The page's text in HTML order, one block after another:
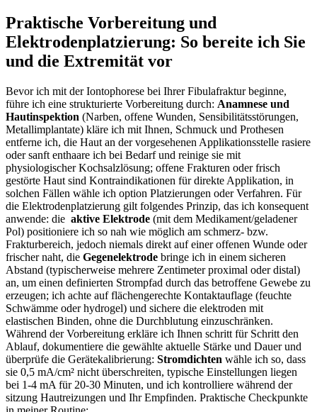
Praktische Vorbereitung und
Elektrodenplatzierung: So bereite ‍ich Sie
und ⁤die Extremität ⁣vor
Bevor ich ⁣mit der⁤ Iontophorese bei ⁤Ihrer Fibulafraktur beginne,
führe ich eine strukturierte Vorbereitung durch: Anamnese und
Hautinspektion (Narben, offene⁢ Wunden, Sensibilitätsstörungen,
Metallimplantate) kläre ich‌ mit Ihnen, Schmuck und ​Prothesen
entferne ‍ich, die ⁤Haut ‌an​ der vorgesehenen Applikationsstelle rasiere
oder sanft enthaare ich bei Bedarf und⁣ reinige‌ sie mit
physiologischer Kochsalzlösung; offene Frakturen oder ‌frisch
⁤gestörte Haut ‍sind‌ Kontraindikationen für direkte Applikation, in
solchen Fällen wähle ich option Platzierungen oder Verfahren. Für
die Elektrodenplatzierung gilt folgendes Prinzip, das ich‍ konsequent
anwende: die ​ aktive Elektrode (mit dem Medikament/geladener
Pol) ​positioniere ich so nah wie möglich ⁢am schmerz-⁢ bzw.
‌Frakturbereich, jedoch niemals ⁤direkt auf einer offenen ⁤Wunde ​oder⁤
frischer naht, die Gegenelektrode bringe ich in ⁣einem sicheren‍
Abstand (typischerweise mehrere⁤ Zentimeter ⁤proximal oder distal)⁢
an, um‌ einen definierten Strompfad durch das betroffene ⁤Gewebe zu
erzeugen; ich achte auf flächengerechte Kontaktauflage (feuchte
Schwämme oder hydrogel) ‌und sichere die ​elektroden mit
elastischen Binden, ohne‌ die‍ Durchblutung einzuschränken.
Während der Vorbereitung⁢ erkläre​ ich Ihnen schritt für⁣ Schritt ​den
Ablauf,⁢ dokumentiere‍ die‌ gewählte aktuelle Stärke und Dauer und
überprüfe die⁢ Gerätekalibrierung: Stromdichten wähle ich so, dass
sie 0,5⁢ mA/cm² nicht überschreiten, typische Einstellungen⁤ liegen‍
bei 1-4 mA ​für 20-30 Minuten, und ich kontrolliere während der
sitzung Hautreizungen und Ihr Empfinden. Praktische Checkpunkte